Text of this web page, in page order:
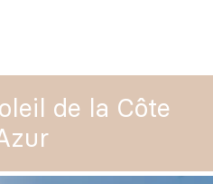
oleil de la Côte
zur